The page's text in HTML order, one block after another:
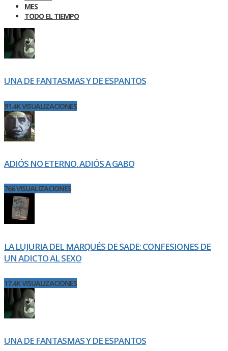
MES
TODO EL TIEMPO
UNA DE FANTASMAS Y DE ESPANTOS
91.4K VISUALIZACIONES
ADIÓS NO ETERNO. ADIÓS A GABO
766 VISUALIZACIONES
LA LUJURIA DEL MARQUÉS DE SADE: CONFESIONES DE
UN ADICTO AL SEXO
17.4K VISUALIZACIONES
UNA DE FANTASMAS Y DE ESPANTOS